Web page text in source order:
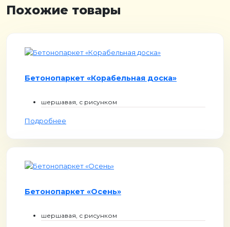
Похожие товары
Бетонопаркет «Корабельная доска»
шершавая, с рисунком
Подробнее
Бетонопаркет «Осень»
шершавая, с рисунком